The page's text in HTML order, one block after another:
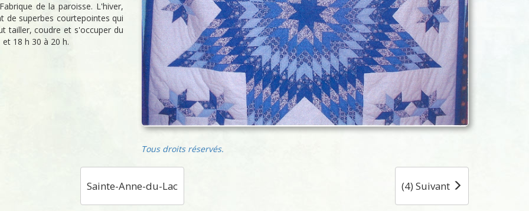
de la paroisse. L'hiver,
de superbes courtepointes qui
tailler, coudre et s'occuper du
18 h 30 à 20 h.
Tous droits réservés.
Sainte-Anne-du-Lac (4) Suivant